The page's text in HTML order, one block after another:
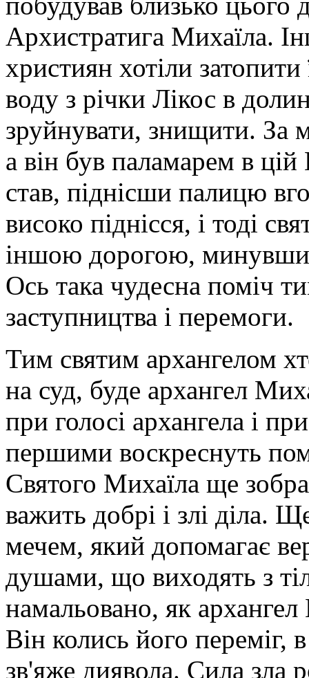
Архистратига Михаїла.
християн хотіли
воду з річки Лікос в
зруйнувати, знищити. За
а він був паламарем в
став, піднісши палицю
високо піднісся, і тоді
іншою дорогою, минувши
Ось така чудесна поміч
заступництва і перемоги.
Тим святим архангелом
на суд, буде архангел
при голосі архангела і
першими воскреснуть
Святого Михаїла ще
важить добрі і злі діла.
мечем, який допомагає
душами, що виходять з
намальовано, як архангел
Він колись його переміг,
зв'яже диявола. Сила зла